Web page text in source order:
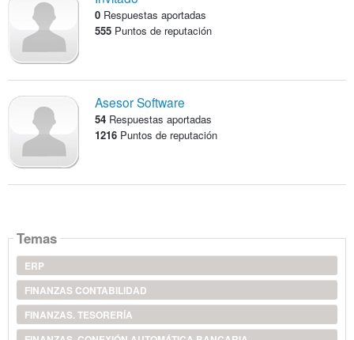
0 Respuestas aportadas
555Puntos de reputación
Asesor Software
54 Respuestas aportadas
1216Puntos de reputación
Temas
ERP
FINANZAS CONTABILIDAD
FINANZAS. TESORERÍA